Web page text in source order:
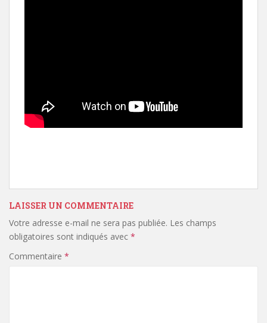
LAISSER UN COMMENTAIRE
Votre adresse e-mail ne sera pas publiée. Les champs
obligatoires sont indiqués avec *
Commentaire *